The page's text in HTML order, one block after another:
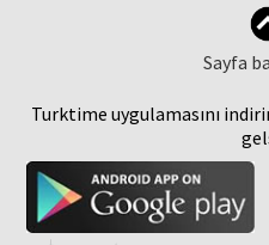
Sayfa
Turktime uygulamasını